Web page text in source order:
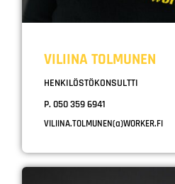
VILIINA TOLMUNEN
HENKILÖSTÖKONSULTTI
P. 050 359 6941
VILIINA.TOLMUNEN(a)WORKER.FI